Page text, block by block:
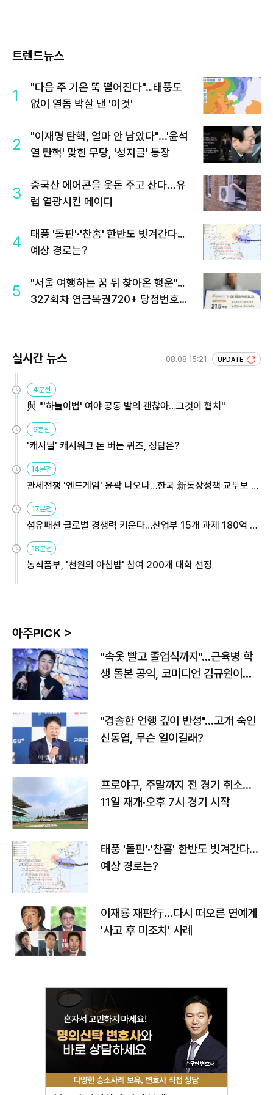
트렌드뉴스
1
"다음 주 기온 뚝 떨어진다"…태풍도
없이 열돔 박살 낸 '이것'
2
"이재명 탄핵, 얼마 안 남았다"...'윤석
열 탄핵' 맞힌 무당, '성지글' 등장
3
중국산 에어콘을 웃돈 주고 산다...유
럽 열광시킨 메이디
4
태풍 '돌핀'·'찬홈' 한반도 빗겨간다…
예상 경로는?
5
"서울 여행하는 꿈 뒤 찾아온 행운"…
327회차 연금복권720+ 당첨번호조
실시간 뉴스 08.08 15:21 UPDATE
4분전
與 "'하늘이법' 여야 공동 발의 괜찮아…그것이 협치"
9분전
'캐시딜' 캐시워크 돈 버는 퀴즈, 정답은?
14분전
관세전쟁 '엔드게임' 윤곽 나오나…한국 新통상정책 교두보 활
용해야
17분전
섬유패션 글로벌 경쟁력 키운다…산업부 15개 과제 180억 지
원
18분전
농식품부, '천원의 아침밥' 참여 200개 대학 선정
아주PICK >
"속옷 빨고 졸업식까지"…근육병 학
생 돌본 공익, 코미디언 김규원이었
"경솔한 언행 깊이 반성"…고개 숙인
신동엽, 무슨 일이길래?
프로야구, 주말까지 전 경기 취소…
11일 재개·오후 7시 경기 시작
태풍 '돌핀'·'찬홈' 한반도 빗겨간다…
예상 경로는?
이재룡 재판行…다시 떠오른 연예계
'사고 후 미조치' 사례